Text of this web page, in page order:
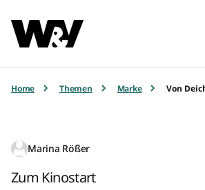
Home Themen Marke Von
Marina Rößer
Zum Kinostart